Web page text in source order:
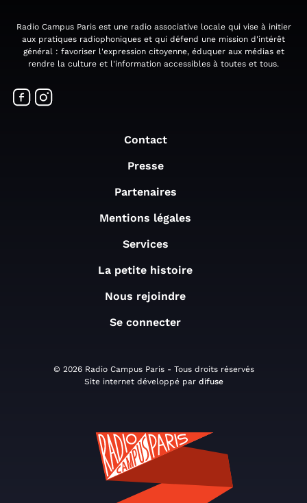
Radio Campus Paris est une radio associative locale qui vise à initier
aux pratiques radiophoniques et qui défend une mission d'intérêt
général : favoriser l'expression citoyenne, éduquer aux médias et
rendre la culture et l'information accessibles à toutes et tous.
Contact
Presse
Partenaires
Mentions légales
Services
La petite histoire
Nous rejoindre
Se connecter
© 2026 Radio Campus Paris - Tous droits réservés
Site internet développé par difuse